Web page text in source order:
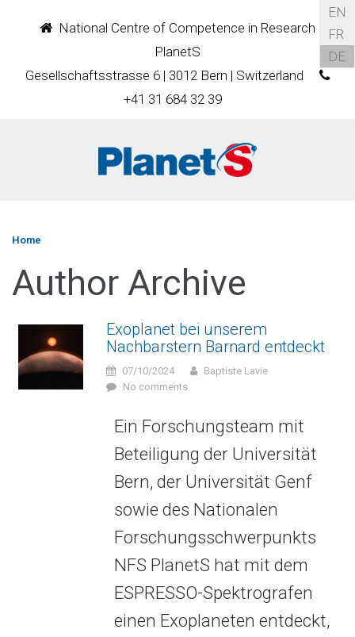
National Centre of Competence in Research
PlanetS
Gesellschaftsstrasse 6 | 3012 Bern | Switzerland
+41 31 684 32 39
EN
FR
DE
Home
Author Archive
Exoplanet bei unserem
Nachbarstern Barnard entdeckt
07/10/2024
Baptiste Lavie
No comments
Ein Forschungsteam mit
Beteiligung der Universität
Bern, der Universität Genf
sowie des Nationalen
Forschungsschwerpunkts
NFS PlanetS hat mit dem
ESPRESSO-Spektrografen
einen Exoplaneten entdeckt,